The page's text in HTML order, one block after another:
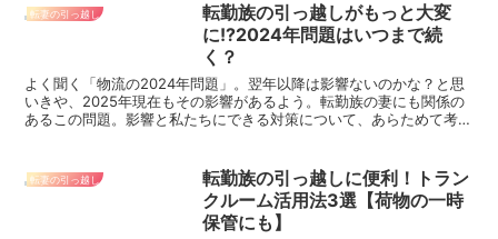
転妻の引っ越し
転勤族の引っ越しがもっと大変
に!?2024年問題はいつまで続
く？
よく聞く「物流の2024年問題」。翌年以降は影響ないのかな？と思
いきや、2025年現在もその影響があるよう。転勤族の妻にも関係の
あるこの問題。影響と私たちにできる対策について、あらためて考え
転妻の引っ越し
転勤族の引っ越しに便利！トラン
クルーム活用法3選【荷物の一時
保管にも】